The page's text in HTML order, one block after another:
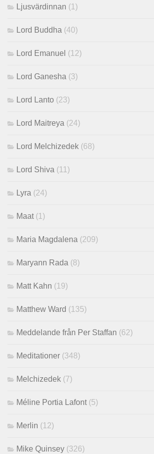
Ljusvärdinnan (1)
Lord Buddha (40)
Lord Emanuel (12)
Lord Ganesha (3)
Lord Lanto (23)
Lord Maitreya (24)
Lord Melchizedek (68)
Lord Shiva (11)
Lyra (24)
Maat (1)
Maria Magdalena (209)
Maryann Rada (8)
Matt Kahn (19)
Matthew Ward (135)
Meddelande från Per Staffan (62)
Meditationer (348)
Melchizedek (7)
Méline Portia Lafont (5)
Merlin (12)
Mike Quinsey (326)